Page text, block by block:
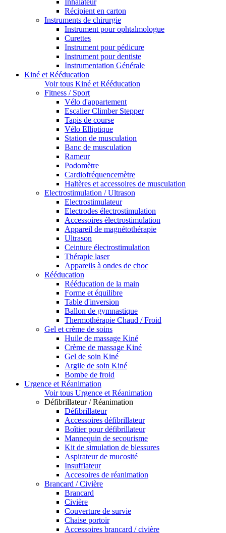
Inhalateur
Récipient en carton
Instruments de chirurgie
Instrument pour ophtalmologue
Curettes
Instrument pour pédicure
Instrument pour dentiste
Instrumentation Générale
Kiné et Rééducation
Voir tous Kiné et Rééducation
Fitness / Sport
Vélo d'appartement
Escalier Climber Stepper
Tapis de course
Vélo Elliptique
Station de musculation
Banc de musculation
Rameur
Podomètre
Cardiofréquencemètre
Haltères et accessoires de musculation
Electrostimulation / Ultrason
Electrostimulateur
Electrodes électrostimulation
Accessoires électrostimulation
Appareil de magnétothérapie
Ultrason
Ceinture électrostimulation
Thérapie laser
Appareils à ondes de choc
Rééducation
Rééducation de la main
Forme et équilibre
Table d'inversion
Ballon de gymnastique
Thermothérapie Chaud / Froid
Gel et crème de soins
Huile de massage Kiné
Crème de massage Kiné
Gel de soin Kiné
Argile de soin Kiné
Bombe de froid
Urgence et Réanimation
Voir tous Urgence et Réanimation
Défibrillateur / Réanimation
Défibrillateur
Accessoires défibrillateur
Boîtier pour défibrillateur
Mannequin de secourisme
Kit de simulation de blessures
Aspirateur de mucosité
Insufflateur
Accesoires de réanimation
Brancard / Civière
Brancard
Civière
Couverture de survie
Chaise portoir
Accessoires brancard / civière